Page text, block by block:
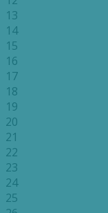
13
14
15
16
17
18
19
20
21
22
23
24
25